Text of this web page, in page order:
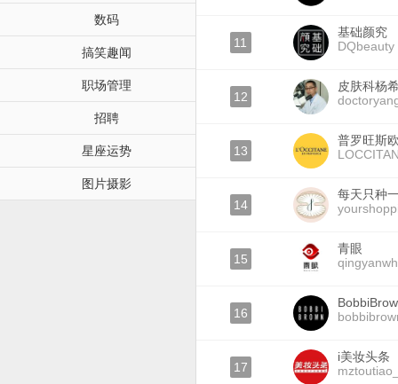
数码
搞笑趣闻
职场管理
招聘
星座运势
图片摄影
11
基础颜究
DQbeauty
12
皮肤科杨
13
普罗旺斯
14
每天只种
15
青眼
qingyanwh
16
17
i美妆头条